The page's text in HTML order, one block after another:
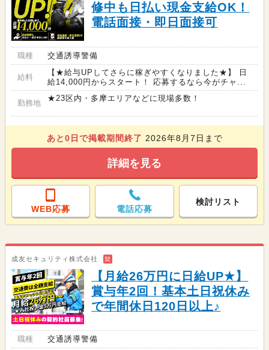
修中も日払い現金支給OK！
電話面接・即日面接可
職種 交通誘導警備
給料
【★給与UPしてさらに稼ぎやすくなりました★】 日
給14,000円からスタート！ 応募するなら今がチャ...
勤務地
★23区内・多摩エリアなどに現場多数！
あと0日で掲載期間終了 2026年8月7日まで
詳細を見る
WEB応募 電話応募
検討リスト
成友セキュリティ株式会社 契
【月給26万円に日給UP★】
賞与年2回！基本土日祝休み
で年間休日120日以上♪
職種 交通誘導警備